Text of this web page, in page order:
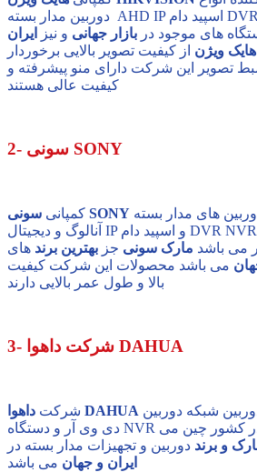
های موجود در بازار جهانی و نیز
ایران
هایک ویژن از کیفیت تصویر بالایی برخوردار
تصویر این شرکت دارای منو پیشرفته و
کیفیت عالی هستند
2- سونی SONY
کمپانی سونی SONY
آنالوگ و دیجیتال IP و اسپید دام DVR NVR با پیشرفته ترین
می باشد مارک سونی جز بهترین برند های
می باشد محصولات این شرکت کیفیت
بالا و طول عمر بالایی دارند
3- شرکت داهوا DAHUA
شرکت داهوا DAHUA
دی وی آر و دستگاه NVR و نیز دوربین آنالوگ در کشور چین می
و برند دوربین و تجهیزات مدار بسته در
ایران و جهان می باشد